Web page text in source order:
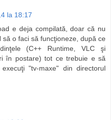
la 18:17
e deja compilată, doar că nu
o faci să funcţioneze, după ce
(C++ Runtime, VLC şi
în postare) tot ce trebuie e să
"tv-maxe" din directorul